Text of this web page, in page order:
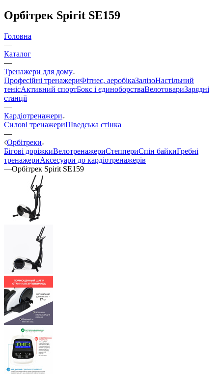
Орбітрек Spirit SE159
Головна
—
Каталог
—
Тренажери для дому
Професійні тренажериФітнес, аеробікаЗалізоНастільний
тенісАктивний спортБокс і єдиноборстваВелотовариЗарядні
станції
—
Кардіотренажери
Силові тренажериШведська стінка
—
Орбітреки
Бігові доріжкиВелотренажериСтеппериСпін байкиГребні
тренажериАксесуари до кардіотренажерів
—Орбітрек Spirit SE159